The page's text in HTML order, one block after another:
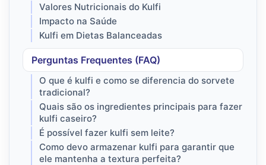
Valores Nutricionais do Kulfi
Impacto na Saúde
Kulfi em Dietas Balanceadas
Perguntas Frequentes (FAQ)
O que é kulfi e como se diferencia do sorvete
tradicional?
Quais são os ingredientes principais para fazer
kulfi caseiro?
É possível fazer kulfi sem leite?
Como devo armazenar kulfi para garantir que
ele mantenha a textura perfeita?